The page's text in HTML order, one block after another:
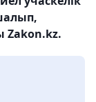
Zakon.kz.